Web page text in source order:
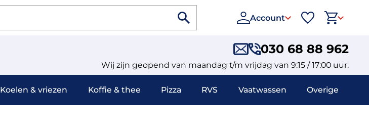
Account
030 68 88 962
Wij zijn geopend van maandag t/m vrijdag van 9:15 / 17:00 uur.
Koelen & vriezen Koffie & thee Pizza RVS Vaatwassen Overige